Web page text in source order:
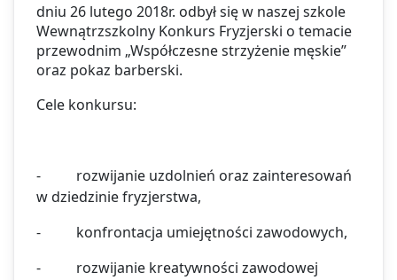
dniu 26 lutego 2018r. odbył się w naszej szkole
Wewnątrzszkolny Konkurs Fryzjerski o temacie
przewodnim „Współczesne strzyżenie męskie”
oraz pokaz barberski.
Cele konkursu:
- rozwijanie uzdolnień oraz zainteresowań
w dziedzinie fryzjerstwa,
- konfrontacja umiejętności zawodowych,
- rozwijanie kreatywności zawodowej